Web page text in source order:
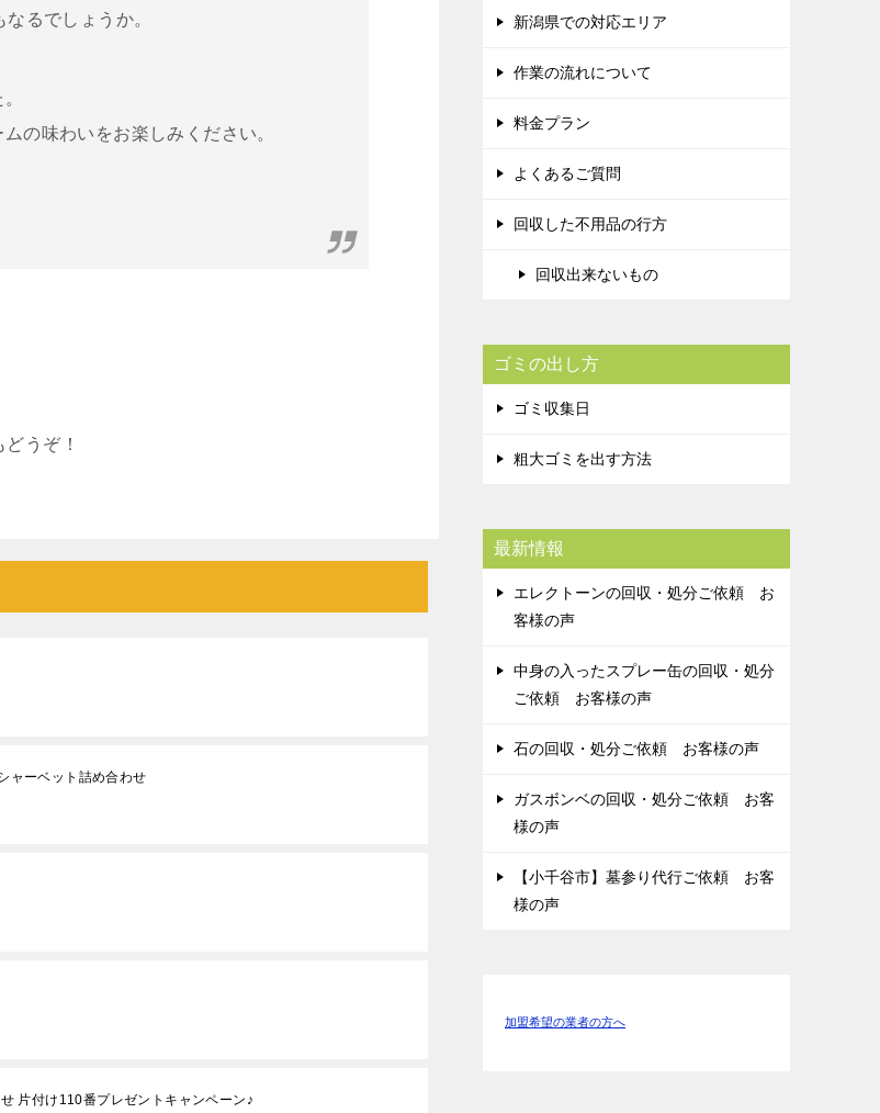
るでしょうか。
の味わいをお楽しみください。
うぞ！
ャーベット詰め合わせ
片付け110番プレゼントキャンペーン♪
新潟県での対応エリア
作業の流れについて
料金プラン
よくあるご質問
回収した不用品の行方
回収出来ないもの
ゴミの出し方
ゴミ収集日
粗大ゴミを出す方法
最新情報
エレクトーンの回収・処分ご依頼 お
客様の声
中身の入ったスプレー缶の回収・処分
ご依頼 お客様の声
石の回収・処分ご依頼 お客様の声
ガスボンベの回収・処分ご依頼 お客
様の声
【小千谷市】墓参り代行ご依頼 お客
様の声
加盟希望の業者の方へ